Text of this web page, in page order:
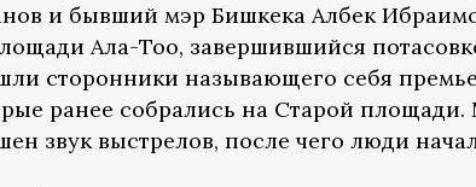
и бывший мэр Бишкека Албек
Ала-Тоо, завершившийся
сторонники называющего себя
ранее собрались на Старой
звук выстрелов, после чего люди